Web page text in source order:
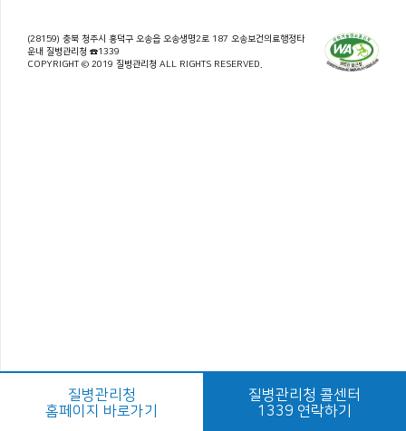
(28159) 충북 청주시 흥덕구 오송읍 오송생명2로 187 오송보건의료행정타
운내 질병관리청 ☎1339
COPYRIGHT © 2019 질병관리청 ALL RIGHTS RESERVED.
질병관리청
홈페이지 바로가기
질병관리청 콜센터
1339 연락하기